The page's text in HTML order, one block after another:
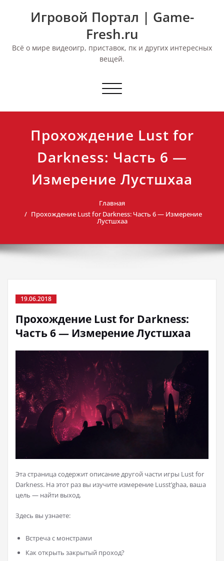
Игровой Портал | Game-
Fresh.ru
Всё о мире видеоигр, приставок, пк и других интересных
вещей.
Переключить
Прохождение Lust for
Darkness: Часть 6 —
Измерение Лустшхаа
Главная
Прохождение Lust for Darkness: Часть 6 — Измерение
Лустшхаа
19.06.2018
Прохождение Lust for Darkness:
Часть 6 — Измерение Лустшхаа
Эта страница содержит описание другой части игры Lust for
Darkness. На этот раз вы изучите измерение Lusst’ghaa, ваша
цель — найти выход.
Здесь вы узнаете:
Встреча с монстрами
Как открыть закрытый проход?